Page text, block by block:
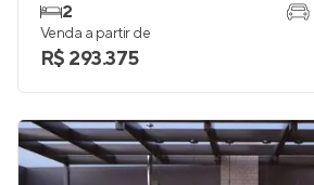
2
Venda a partir de
R$ 293.375